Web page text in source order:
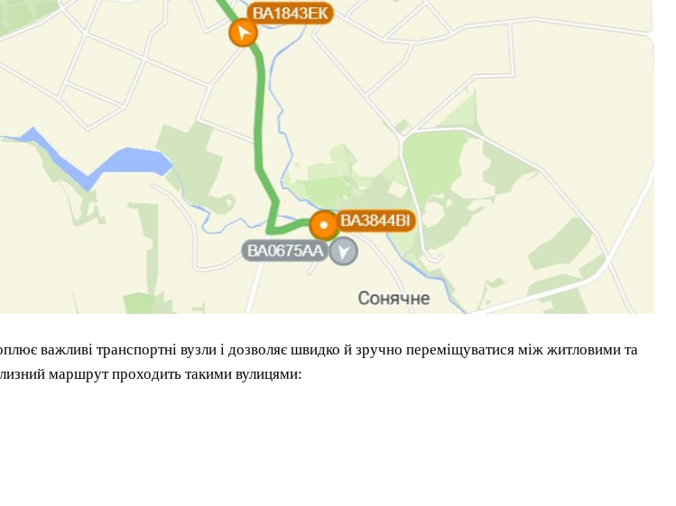
важливі транспортні вузли і дозволяє швидко й зручно переміщуватися між житловими та
маршрут проходить такими вулицями: